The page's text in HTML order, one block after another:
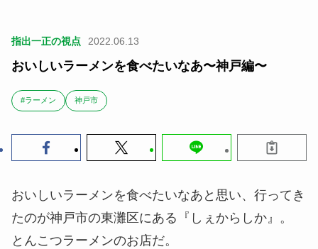
指出一正の視点 2022.06.13
おいしいラーメンを食べたいなあ〜神戸編〜
#ラーメン 神戸市
おいしいラーメンを食べたいなあと思い、行ってき
たのが神戸市の東灘区にある『しぇからしか』。
とんこつラーメンのお店だ。